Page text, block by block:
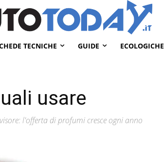
TECNICHE GUIDE ECOLOGICHE
usare
l'offerta di profumi cresce ogni anno